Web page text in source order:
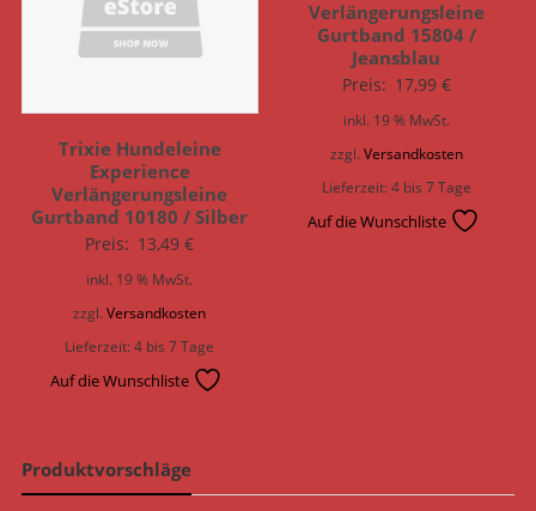
Trixie Hundeleine
Experience
Verlängerungsleine
Gurtband 10180 / Silber
Preis: 13,49€
inkl. 19 % MwSt.
zzgl.Versandkosten
Lieferzeit:4 bis 7 Tage
Auf die Wunschliste
Verlängerungsleine
Gurtband 15804 /
Jeansblau
Preis: 17,99 €
inkl. 19 % MwSt.
zzgl. Versandkosten
Lieferzeit:4 bis 7 Tage
Auf die Wunschliste
Produktvorschläge